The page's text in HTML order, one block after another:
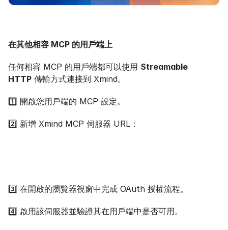
在其他相容 MCP 的用戶端上
任何相容 MCP 的用戶端都可以使用 Streamable
HTTP 傳輸方式連接到 Xmind。
1️⃣ 開啟您用戶端的 MCP 設定。
2️⃣ 新增 Xmind MCP 伺服器 URL：
3️⃣ 在開啟的瀏覽器視窗中完成 OAuth 授權流程。
4️⃣ 啟用該伺服器並驗證其在用戶端中是否可用。